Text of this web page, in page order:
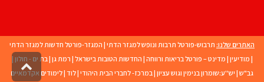
האתרים שלנו: תרבוש-פורטל תרבות ונופש למגזר הדתי | המגזר-פורטל חדשות למגזר הדתי
| מודיעין | מדינט – פורטל בריאות ורווחה | החדשות הטובות בישראל | רמת גן | בת ים - חולון |
גב"ש | יש''ע:שומרון בנימין וגוש עציון | במרכז- לחברי הבית היהודי |לוד |לימודים אקדמאיים